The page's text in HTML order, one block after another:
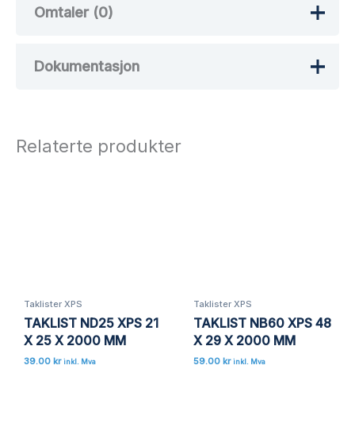
Vekt
Omtaler (0)
Det er ingen omtaler ennå.
NA3 XPS 15 X 15 X 2000 MM»
Din e-postadresse vil ikke bli publisert.
Navn*
Dokumentasjon
Relaterte produkter
Taklister XPS
TAKLIST ND25 XPS 21
X 25 X 2000 MM
39.00 kr inkl. Mva
Taklister XPS
TAKLIST NB60 XPS 48
X 29 X 2000 MM
59.00 kr inkl. Mva